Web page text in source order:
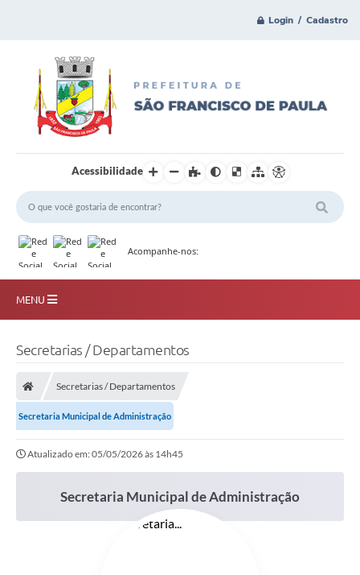
Login / Cadastro
Acessibilidade
Acompanhe-nos:
MENU
A Cidade
Transparência
Secretarias / Departamentos
Secretarias / Departamentos
Secretaria Municipal de Administração
Atualizado em: 05/05/2026 às 14h45
Secretaria Municipal de Administração